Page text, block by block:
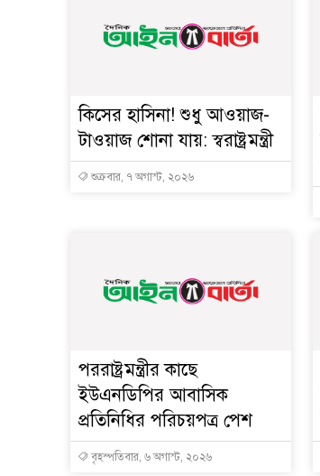
কিসের হাসিনা! শুধু আওয়াজ-
টাওয়াজ শোনা যায়: স্বরাষ্ট্রমন্ত্রী
শুক্রবার, ৭ অগাস্ট, ২০২৬
পররাষ্ট্রমন্ত্রীর কা‌ছে
ইউএনডিপির আবাসিক
প্রতিনিধির পরিচয়পত্র পেশ
বৃহস্পতিবার, ৬ অগাস্ট, ২০২৬